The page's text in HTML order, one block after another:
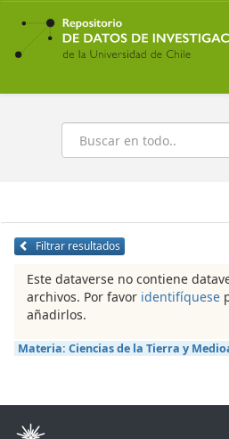
Ir
contenido
principal
Buscar
Filtrar resultados
Este dataverse no contiene
archivos. Por favor identifíquese
añadirlos.
Materia: Ciencias de la Tierra y